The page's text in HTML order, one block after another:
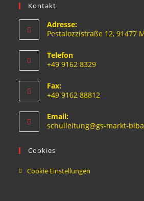
Kontakt
Adresse:
Pestalozzistraße 12, 91477
Telefon
+49 9162 8329
Fax:
+49 9162 88812
Email:
schulleitung@gs-markt-
Cookies
Cookie Einstellungen